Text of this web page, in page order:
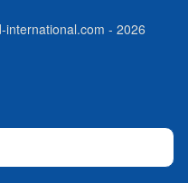
international.com - 2026